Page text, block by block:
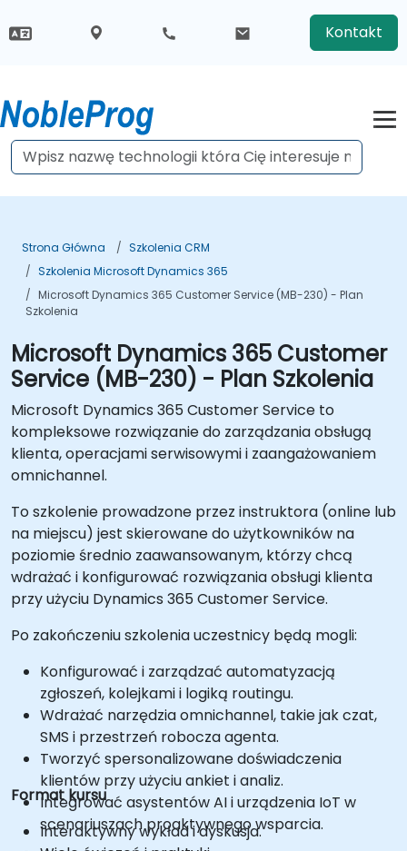
Kontakt
Strona Główna
Szkolenia CRM
Szkolenia Microsoft Dynamics 365
Microsoft Dynamics 365 Customer Service (MB-230) - Plan
Szkolenia
Microsoft Dynamics 365 Customer
Service (MB-230) - Plan Szkolenia
Microsoft Dynamics 365 Customer Service to
kompleksowe rozwiązanie do zarządzania obsługą
klienta, operacjami serwisowymi i zaangażowaniem
omnichannel.
To szkolenie prowadzone przez instruktora (online lub
na miejscu) jest skierowane do użytkowników na
poziomie średnio zaawansowanym, którzy chcą
wdrażać i konfigurować rozwiązania obsługi klienta
przy użyciu Dynamics 365 Customer Service.
Po zakończeniu szkolenia uczestnicy będą mogli:
Konfigurować i zarządzać automatyzacją
zgłoszeń, kolejkami i logiką routingu.
Wdrażać narzędzia omnichannel, takie jak czat,
SMS i przestrzeń robocza agenta.
Tworzyć spersonalizowane doświadczenia
klientów przy użyciu ankiet i analiz.
Integrować asystentów AI i urządzenia IoT w
scenariuszach proaktywnego wsparcia.
Format kursu
Interaktywny wykład i dyskusja.